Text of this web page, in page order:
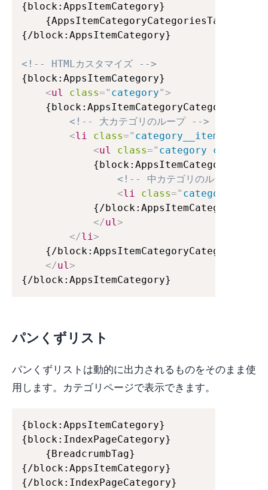
{block:AppsItemCategory}
{/block:AppsItemCategory}
<!-- HTMLカスタマイズ -->
{block:AppsItemCategory}
<ul class=" category">
<!-- 大カテゴリのループ -->
<li class=" category__item
<ul class=" category category--
<!-- 中カテゴリのループ -->
<li class=" category__item
</ul>
</li>
</ul>
{/block:AppsItemCategory}
パンくずリスト
パンくずリストは動的に出力されるものをそのまま使
用します。カテゴリページで表示できます。
{block:AppsItemCategory}
{block:IndexPageCategory}
{/block:AppsItemCategory}
{/block:IndexPageCategory}